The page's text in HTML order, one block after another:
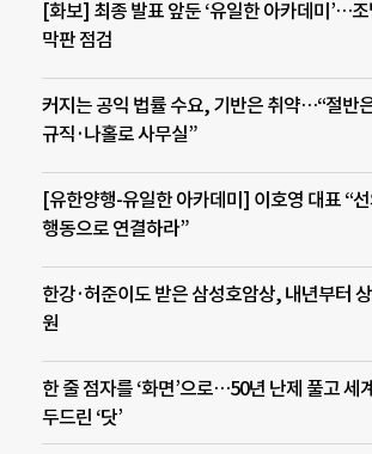
[화보] 최종 발표 앞둔 ‘유일한 아카데미’…
막판 점검
커지는 공익 법률 수요, 기반은 취약…“절반
규직·나홀로 사무실”
[유한양행-유일한 아카데미] 이호영 대표 “
행동으로 연결하라”
한강·허준이도 받은 삼성호암상, 내년부터
원
한 줄 점자를 ‘화면’으로…50년 난제 풀고 세
두드린 ‘닷’